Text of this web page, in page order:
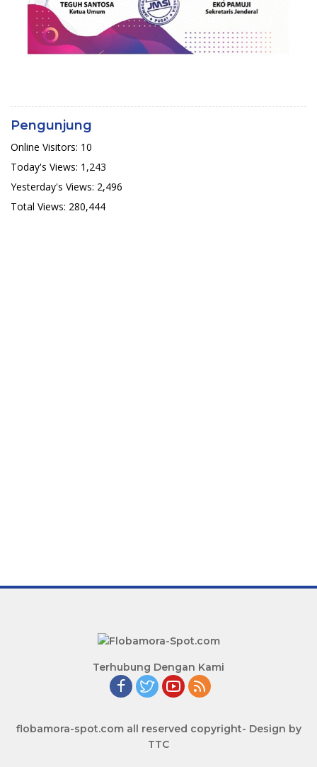
Pengunjung
Online Visitors: 10
Today's Views: 1,243
Yesterday's Views: 2,496
Total Views: 280,444
Terhubung Dengan Kami
flobamora-spot.com all reserved copyright- Design by
TTC